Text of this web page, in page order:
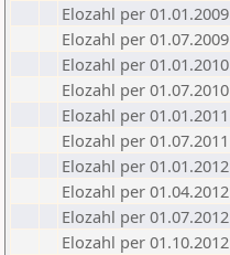
Elozahl per 01.01.2009
Elozahl per 01.07.2009
Elozahl per 01.01.2010
Elozahl per 01.07.2010
Elozahl per 01.01.2011
Elozahl per 01.07.2011
Elozahl per 01.01.2012
Elozahl per 01.04.2012
Elozahl per 01.07.2012
Elozahl per 01.10.2012